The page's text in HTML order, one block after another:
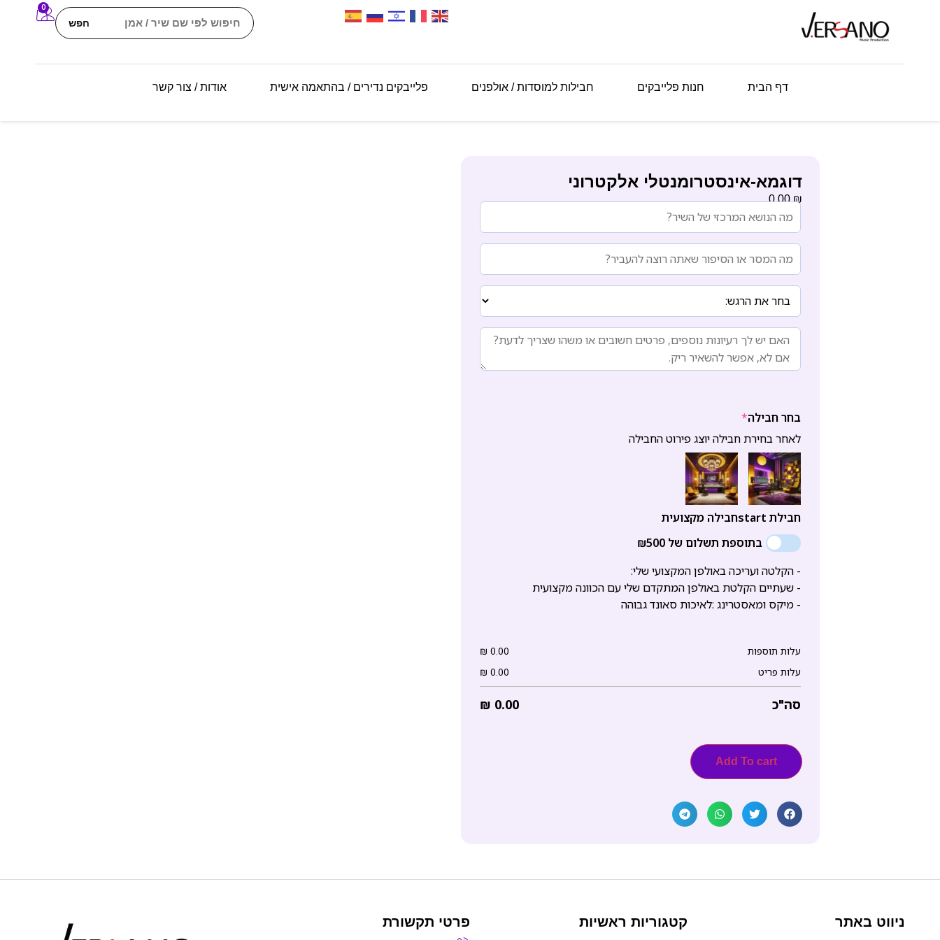
חפש
0
דף הבית חנות פלייבקים חבילות למוסדות / אולפנים פלייבקים נדירים / בהתאמה אישית אודות / צור קשר
דוגמא-אינסטרומנטלי אלקטרוני
0.00₪
בחר חבילה*
לאחר בחירת חבילה יוצג פירוט החבילה
חבילת start
חבילה מקצועית
בתוספת תשלום של ₪500
- הקלטה ועריכה באולפן המקצועי שלי:
- שעתיים הקלטת באולפן המתקדם שלי עם הכוונה מקצועית
- מיקס ומאסטרינג :לאיכות סאונד גבוהה
עלות תוספות 0.00
₪
עלות פריט
0.00
₪
סה"כ 0.00
₪
Add To cart
ניווט באתר קטגוריות ראשיות
פרטי תקשורת